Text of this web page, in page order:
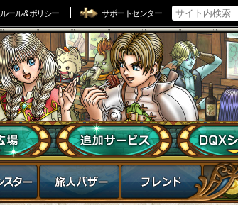
ルール & ポリシー サポートセンター